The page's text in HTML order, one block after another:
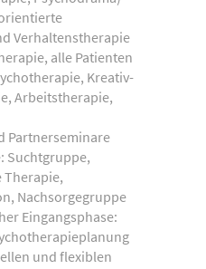
Verhaltenstherapie
alle Patienten
Kreativ-
Arbeitstherapie,
Partnerseminare
Suchtgruppe,
Nachsorgegruppe
Eingangsphase:
und flexiblen